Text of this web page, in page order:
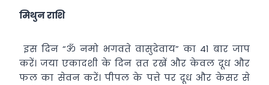
मिथुन राशि
इस दिन “ॐ नमो भगवते वासुदेवाय” का 41 बार जाप
करें। जया एकादशी के दिन व्रत रखें और केवल दूध और
फल का सेवन करें। पीपल के पत्ते पर दूध और केसर से